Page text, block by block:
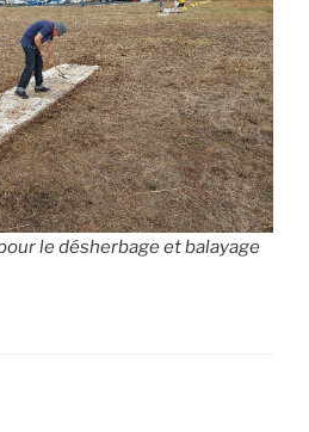
le désherbage et balayage